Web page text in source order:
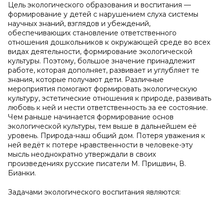
Цель экологического образования и воспитания —
формирование у детей с нарушением слуха системы
научных знаний, взглядов и убеждений,
обеспечивающих становление ответственного
отношения дошкольников к окружающей среде во всех
видах деятельности, формирование экологической
культуры. Поэтому, большое значение принадлежит
работе, которая дополняет, развивает и углубляет те
знания, которые получают дети. Различные
мероприятия помогают формировать экологическую
культуру, эстетические отношения к природе, развивать
любовь к ней и нести ответственность за ее состояние.
Чем раньше начинается формирование основ
экологической культуры, тем выше в дальнейшем её
уровень. Природа-наш общий дом. Потеря уважения к
ней ведёт к потере нравственности в человеке-эту
мысль неоднократно утверждали в своих
произведениях русские писатели М. Пришвин, В.
Бианки.
Задачами экологического воспитания являются: